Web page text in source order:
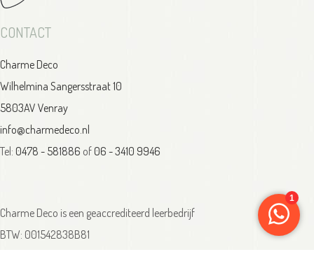
CONTACT
Charme Deco
Wilhelmina Sangersstraat 10
5803AV Venray
info@charmedeco.nl
Tel: 0478 - 581886 of 06 - 3410 9946
Charme Deco is een geaccrediteerd leerbedrijf
BTW: 001542838B81